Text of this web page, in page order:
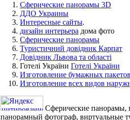
Сферические панорамы 3D
ДДО Украины
Интересные сайты.
дизайн интерьера дома фото
Сферические панорамы
Туристичний довідник Карпат
Довідник Львова та області
Готелі України Готелі України
Изготовление бумажных пакетов
Изготовление всех видов
Сферические
панорамный фотограф, виртуальные